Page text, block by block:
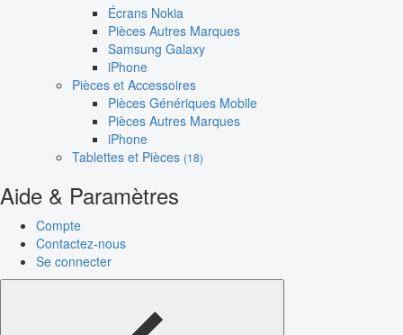
Écrans Nokia
Pièces Autres Marques
Samsung Galaxy
iPhone
Pièces et Accessoires
Pièces Génériques Mobile
Pièces Autres Marques
iPhone
Tablettes et Pièces (18)
Aide & Paramètres
Compte
Contactez-nous
Se connecter